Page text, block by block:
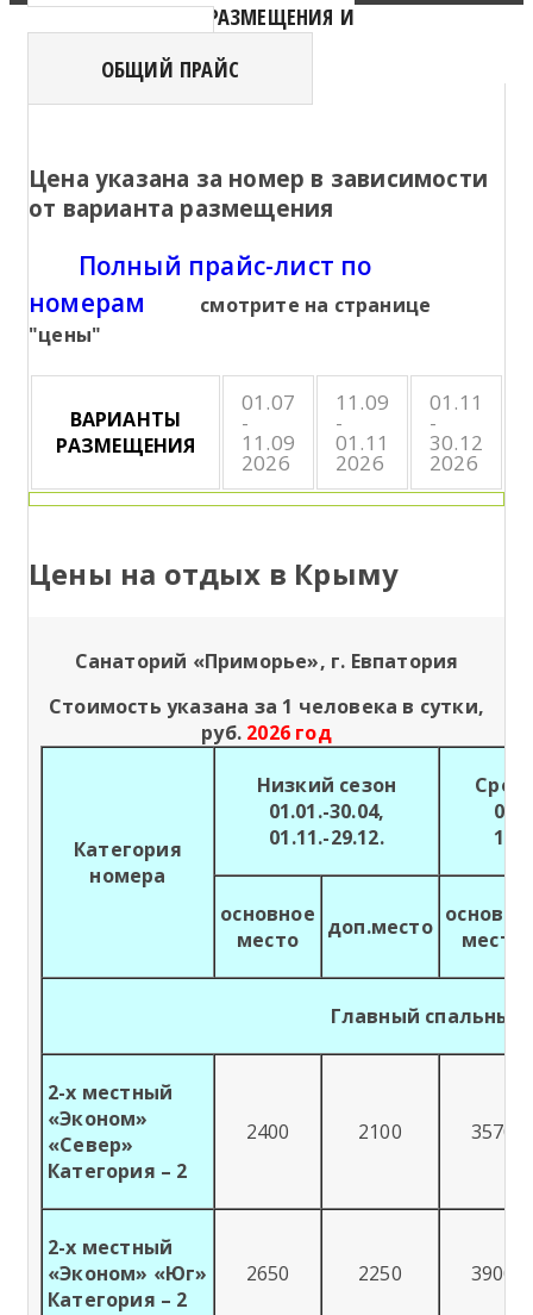
ВАРИАНТЫ РАЗМЕЩЕНИЯ И
СТОИМОСТЬ
ОБЩИЙ ПРАЙС
Цена указана за номер в зависимости
от варианта размещения
Полный прайс-лист по
номерам
смотрите на странице
"цены"
ВАРИАНТЫ
РАЗМЕЩЕНИЯ
01.07
-
11.09
2026
11.09
-
01.11
2026
01.11
-
30.12
2026
Цены на отдых в Крыму
Санаторий «Приморье», г. Евпатория
Стоимость указана за 1 человека в сутки,
руб. 2026 год
Категория
номера
Низкий сезон
01.01.-30.04,
01.11.-29.12.
основное
место
доп.место
место
Главный спальный
2-х местный
«Эконом»
«Север»
Категория – 2
2400 2100 3570
2-х местный
«Эконом» «Юг»
Категория – 2
2650 2250 3900